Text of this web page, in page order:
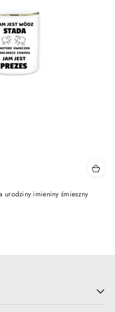
urodziny imieniny śmieszny